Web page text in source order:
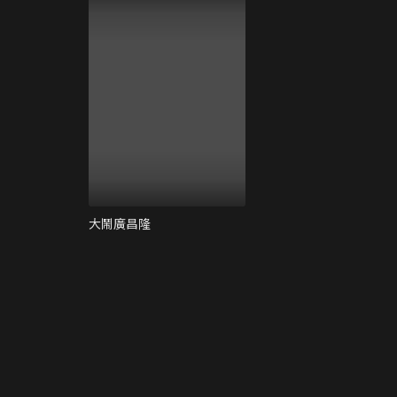
大鬧廣昌隆